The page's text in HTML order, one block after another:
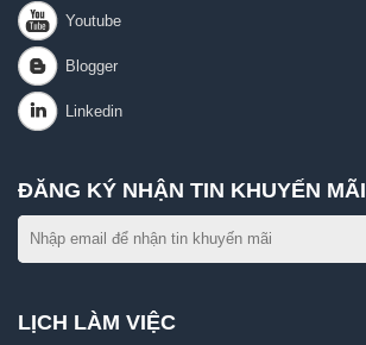
ĐĂNG KÝ NHẬN TIN KHUYẾN MÃI
LỊCH LÀM VIỆC